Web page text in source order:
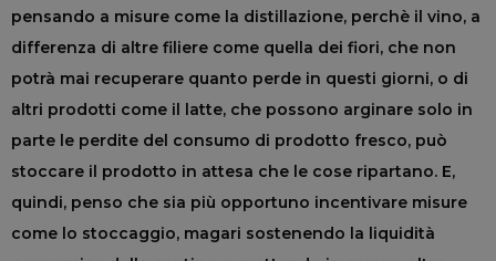
pensando a misure come la distillazione, perchè il vino, a
differenza di altre filiere come quella dei fiori, che non
potrà mai recuperare quanto perde in questi giorni, o di
altri prodotti come il latte, che possono arginare solo in
parte le perdite del consumo di prodotto fresco, può
stoccare il prodotto in attesa che le cose ripartano. E,
quindi, penso che sia più opportuno incentivare misure
come lo stoccaggio, magari sostenendo la liquidità